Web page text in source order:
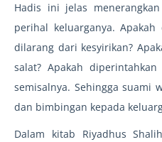
Hadis ini jelas
perihal keluarganya.
dilarang dari kesyirikan?
salat? Apakah
semisalnya. Sehingga suami
dan bimbingan kepada
Dalam kitab Riyadhus